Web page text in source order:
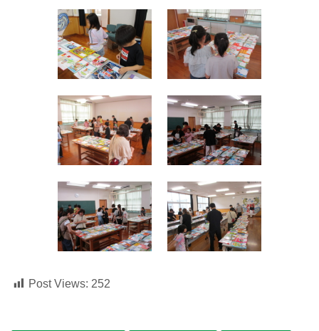
Post Views: 252